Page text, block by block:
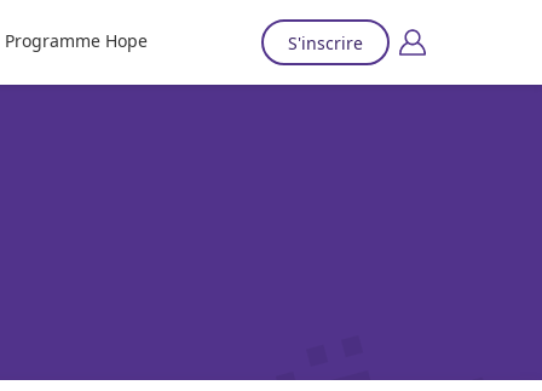
Programme Hope S'inscrire